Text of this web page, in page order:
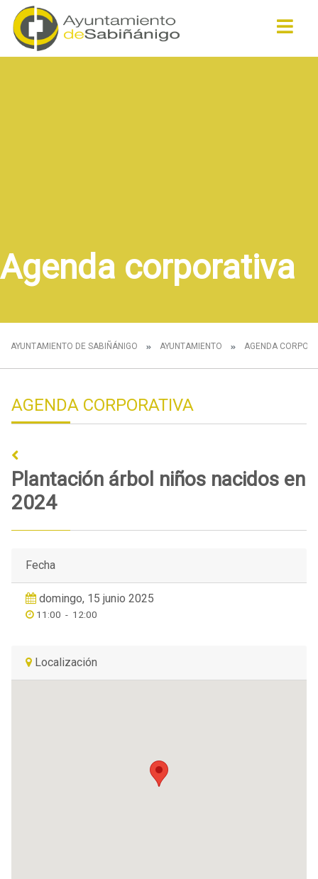
Agenda corporativa
AYUNTAMIENTO DE SABIÑÁNIGO AYUNTAMIENTO AGENDA
AGENDA CORPORATIVA
Plantación árbol niños nacidos en
2024
Fecha
domingo, 15 junio 2025
11:00 - 12:00
Localización